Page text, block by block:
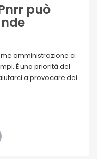
può
amministrazione ci
È una priorità del
a provocare dei